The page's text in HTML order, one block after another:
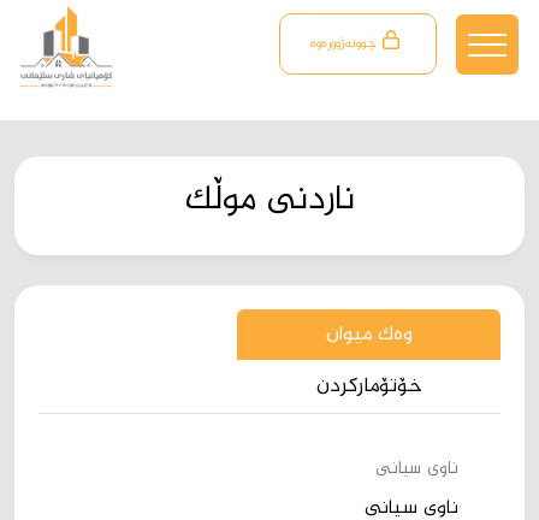
چوونەژوورەوە
ناردنی موڵک
وەک میوان
خۆتۆمارکردن
ناوی سیانی